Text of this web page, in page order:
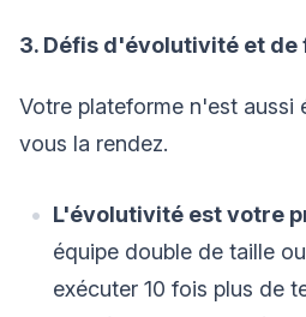
3. Défis d'évolutivité et de
Votre plateforme n'est aussi
vous la rendez.
L'évolutivité est votre
équipe double de taille
exécuter 10 fois plus de